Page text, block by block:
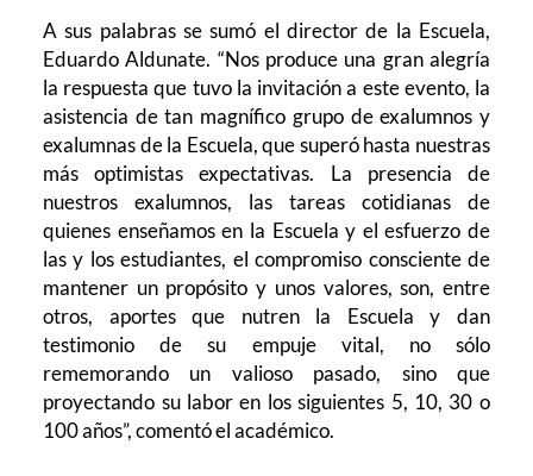
A sus palabras se sumó el director de la Escuela,
Eduardo Aldunate. “Nos produce una gran alegría
la respuesta que tuvo la invitación a este evento, la
asistencia de tan magnífico grupo de exalumnos y
exalumnas de la Escuela, que superó hasta nuestras
más optimistas expectativas. La presencia de
nuestros exalumnos, las tareas cotidianas de
quienes enseñamos en la Escuela y el esfuerzo de
las y los estudiantes, el compromiso consciente de
mantener un propósito y unos valores, son, entre
otros, aportes que nutren la Escuela y dan
testimonio de su empuje vital, no sólo
rememorando un valioso pasado, sino que
proyectando su labor en los siguientes 5, 10, 30 o
100 años”, comentó el académico.